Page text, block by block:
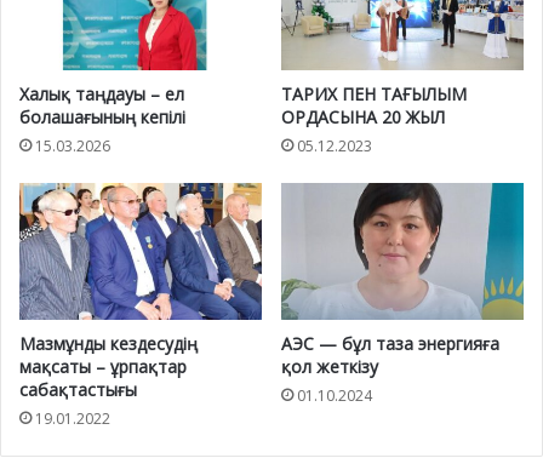
Халық таңдауы – ел
болашағының кепілі
15.03.2026
ТАРИХ ПЕН ТАҒЫЛЫМ
ОРДАСЫНА 20 ЖЫЛ
05.12.2023
Мазмұнды кездесудің
мақсаты – ұрпақтар
сабақтастығы
19.01.2022
АЭС — бұл таза энергияға
қол жеткізу
01.10.2024